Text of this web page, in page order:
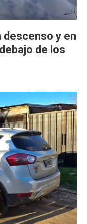
descenso y en
de los